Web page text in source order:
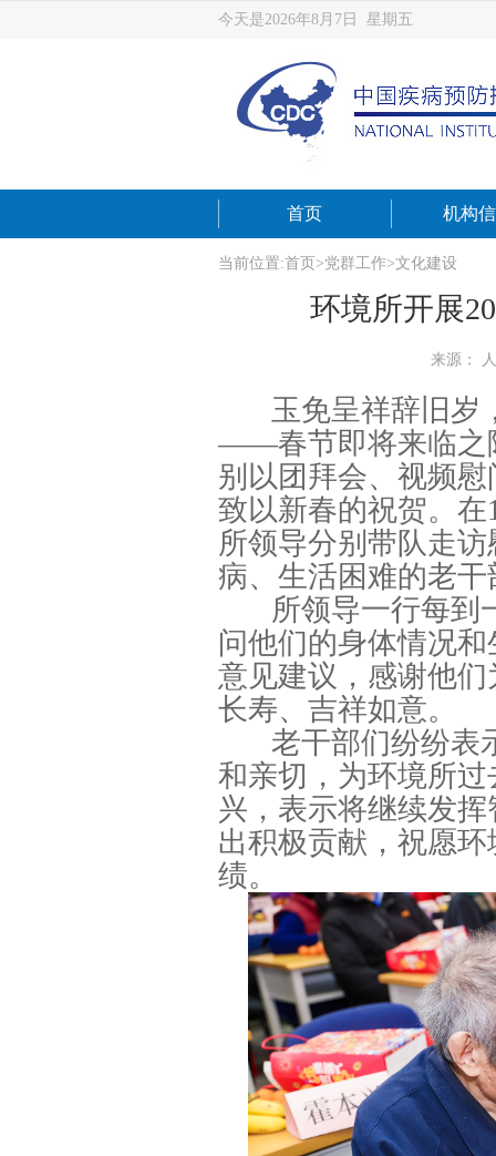
今天是2026年8月7日 星期五
首页 机构
当前位置:首页 >党群工作>文化建设
环境所开展
来源：
玉免呈祥辞旧岁
——春节即将来临之
别以团拜会、视频
致以新春的祝贺。
所领导分别带队走
病、生活困难的老
所领导一行每到
问他们的身体情况
意见建议，感谢他
长寿、吉祥如意。
老干部们纷纷表
和亲切，为环境所
兴，表示将继续发
出积极贡献，祝愿
绩。